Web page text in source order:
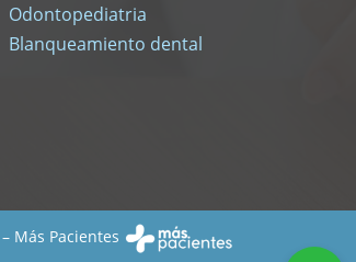
Odontopediatria
Blanqueamiento dental
Más Pacientes